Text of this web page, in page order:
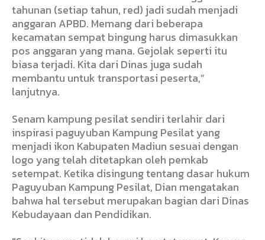
tahunan (setiap tahun, red) jadi sudah menjadi
anggaran APBD. Memang dari beberapa
kecamatan sempat bingung harus dimasukkan
pos anggaran yang mana. Gejolak seperti itu
biasa terjadi. Kita dari Dinas juga sudah
membantu untuk transportasi peserta,”
lanjutnya.
Senam kampung pesilat sendiri terlahir dari
inspirasi paguyuban Kampung Pesilat yang
menjadi ikon Kabupaten Madiun sesuai dengan
logo yang telah ditetapkan oleh pemkab
setempat. Ketika disingung tentang dasar hukum
Paguyuban Kampung Pesilat, Dian mengatakan
bahwa hal tersebut merupakan bagian dari Dinas
Kebudayaan dan Pendidikan.